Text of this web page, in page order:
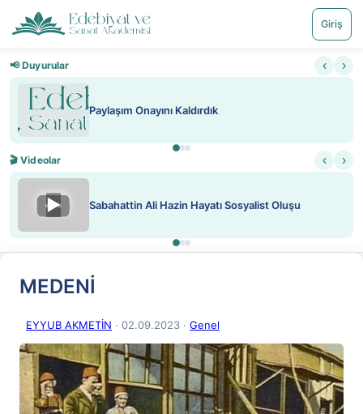
Giriş
📢 Duyurular ‹ ›
Onayını Kaldırdık
🎬 Videolar ‹ ›
Ali Hazin Hayatı Sosyalist Oluşu ▶
MEDENİ
EYYUB AKMETİN · 02.09.2023 · Genel